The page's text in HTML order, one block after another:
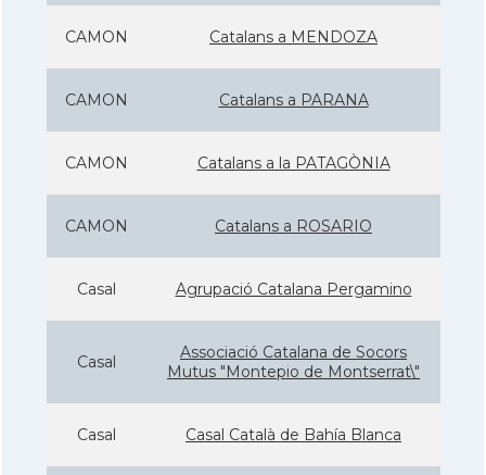
CAMON Catalans a MENDOZA
CAMON Catalans a PARANA
CAMON Catalans a la PATAGÒNIA
CAMON Catalans a ROSARIO
Casal Agrupació Catalana Pergamino
Casal
Associació Catalana de Socors
Mutus "Montepio de Montserrat\"
Casal Casal Català de Bahía Blanca